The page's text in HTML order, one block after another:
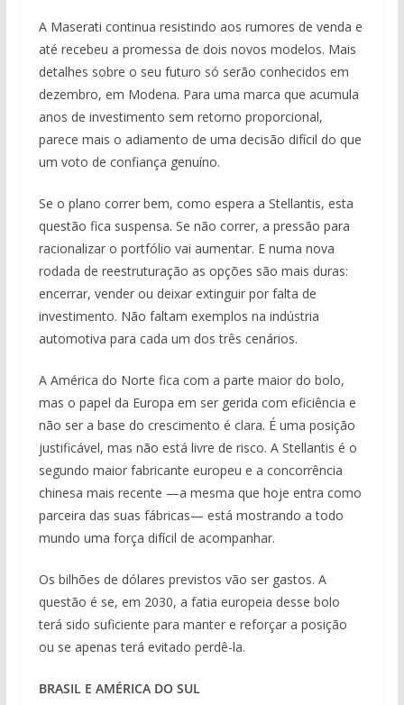
A Maserati continua resistindo aos rumores de venda e
até recebeu a promessa de dois novos modelos. Mais
detalhes sobre o seu futuro só serão conhecidos em
dezembro, em Modena. Para uma marca que acumula
anos de investimento sem retorno proporcional,
parece mais o adiamento de uma decisão difícil do que
um voto de confiança genuíno.
Se o plano correr bem, como espera a Stellantis, esta
questão fica suspensa. Se não correr, a pressão para
racionalizar o portfólio vai aumentar. E numa nova
rodada de reestruturação as opções são mais duras:
encerrar, vender ou deixar extinguir por falta de
investimento. Não faltam exemplos na indústria
automotiva para cada um dos três cenários.
A América do Norte fica com a parte maior do bolo,
mas o papel da Europa em ser gerida com eficiência e
não ser a base do crescimento é clara. É uma posição
justificável, mas não está livre de risco. A Stellantis é o
segundo maior fabricante europeu e a concorrência
chinesa mais recente —a mesma que hoje entra como
parceira das suas fábricas— está mostrando a todo
mundo uma força difícil de acompanhar.
Os bilhões de dólares previstos vão ser gastos. A
questão é se, em 2030, a fatia europeia desse bolo
terá sido suficiente para manter e reforçar a posição
ou se apenas terá evitado perdê-la.
BRASIL E AMÉRICA DO SUL